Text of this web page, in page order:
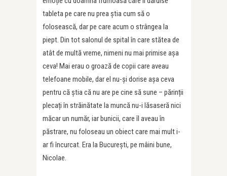
tableta pe care nu prea știa cum să o
folosească, dar pe care acum o strângea la
piept. Din tot salonul de spital în care stătea de
atât de multă vreme, nimeni nu mai primise așa
ceva! Mai erau o groază de copii care aveau
telefoane mobile, dar el nu-și dorise așa ceva
pentru că știa că nu are pe cine să sune – părinții
plecați în străinătate la muncă nu-i lăsaseră nici
măcar un număr, iar bunicii, care îl aveau în
păstrare, nu foloseau un obiect care mai mult i-
ar fi încurcat. Era la București, pe mâini bune,
Nicolae.